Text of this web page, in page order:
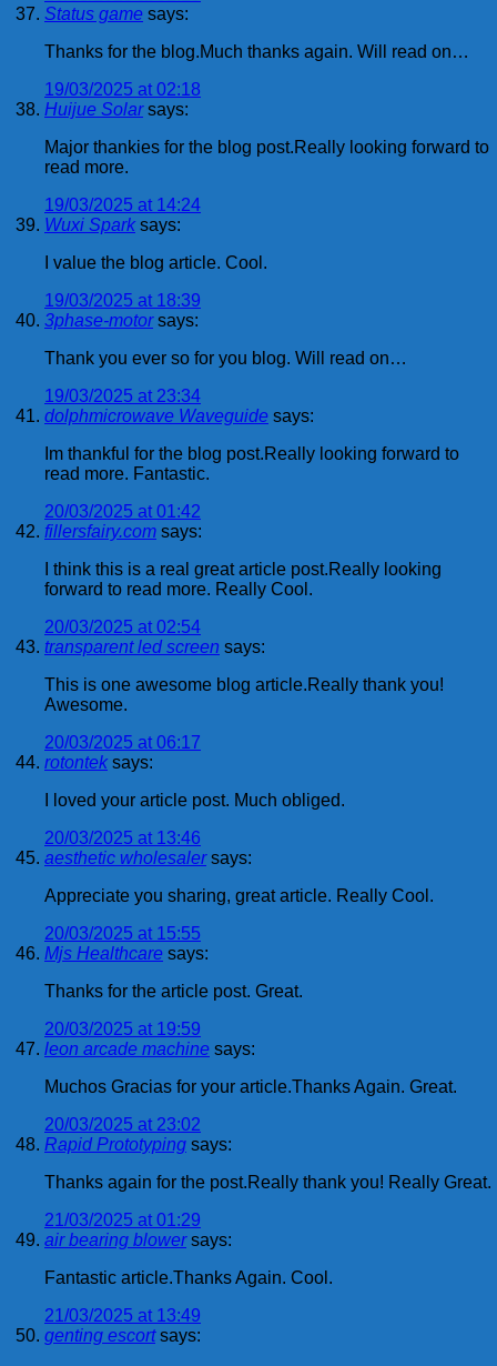
Status game says:
Thanks for the blog.Much thanks again. Will read on…
19/03/2025 at 02:18
Huijue Solar says:
Major thankies for the blog post.Really looking forward to
read more.
19/03/2025 at 14:24
Wuxi Spark says:
I value the blog article. Cool.
19/03/2025 at 18:39
3phase-motor says:
Thank you ever so for you blog. Will read on…
19/03/2025 at 23:34
dolphmicrowave Waveguide says:
Im thankful for the blog post.Really looking forward to
read more. Fantastic.
20/03/2025 at 01:42
fillersfairy.com says:
I think this is a real great article post.Really looking
forward to read more. Really Cool.
20/03/2025 at 02:54
transparent led screen says:
This is one awesome blog article.Really thank you!
Awesome.
20/03/2025 at 06:17
rotontek says:
I loved your article post. Much obliged.
20/03/2025 at 13:46
aesthetic wholesaler says:
Appreciate you sharing, great article. Really Cool.
20/03/2025 at 15:55
Mjs Healthcare says:
Thanks for the article post. Great.
20/03/2025 at 19:59
leon arcade machine says:
Muchos Gracias for your article.Thanks Again. Great.
20/03/2025 at 23:02
Rapid Prototyping says:
Thanks again for the post.Really thank you! Really Great.
21/03/2025 at 01:29
air bearing blower says:
Fantastic article.Thanks Again. Cool.
21/03/2025 at 13:49
genting escort says: